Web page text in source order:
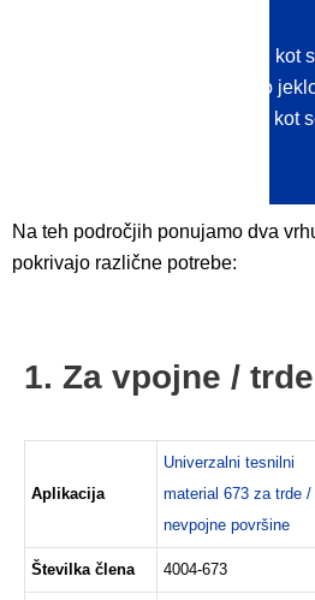
Neupojne / trde površine, kot
plastika, kovina, nerjavno
vpojne / mehke površine, kot
Na teh področjih ponujamo dva
pokrivajo različne potrebe:
1. Za vpojne /
Aplikacija
Univerzalni tesnilni
material 673 za trde /
nevpojne površine
Številka člena 4004-673